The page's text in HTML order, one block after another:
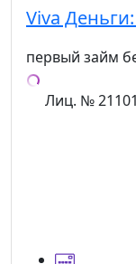
Viva Деньги:
первый займ
Лиц. №